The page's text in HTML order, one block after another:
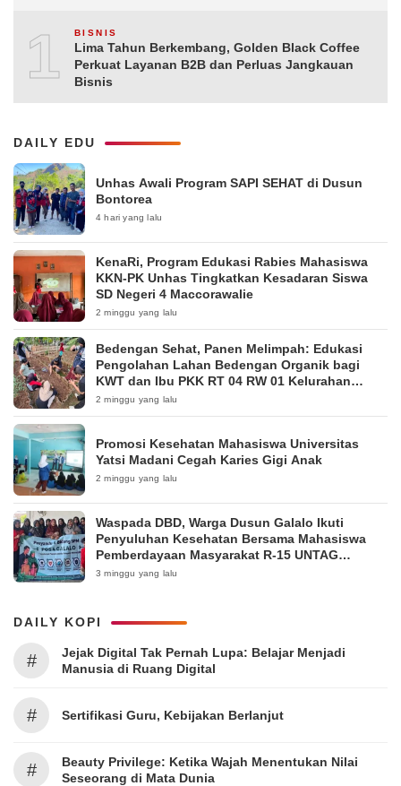
10BISNIS
Lima Tahun Berkembang, Golden Black Coffee
Perkuat Layanan B2B dan Perluas Jangkauan
Bisnis
DAILY EDU
Unhas Awali Program SAPI SEHAT di Dusun
Bontorea
4 hari yang lalu
KenaRi, Program Edukasi Rabies Mahasiswa
KKN-PK Unhas Tingkatkan Kesadaran Siswa
SD Negeri 4 Maccorawalie
2 minggu yang lalu
Bedengan Sehat, Panen Melimpah: Edukasi
Pengolahan Lahan Bedengan Organik bagi
KWT dan Ibu PKK RT 04 RW 01 Kelurahan
Pakintelan
2 minggu yang lalu
Promosi Kesehatan Mahasiswa Universitas
Yatsi Madani Cegah Karies Gigi Anak
2 minggu yang lalu
Waspada DBD, Warga Dusun Galalo Ikuti
Penyuluhan Kesehatan Bersama Mahasiswa
Pemberdayaan Masyarakat R-15 UNTAG
Surabaya 2026
3 minggu yang lalu
DAILY KOPI
#
Jejak Digital Tak Pernah Lupa: Belajar Menjadi
Manusia di Ruang Digital
# Sertifikasi Guru, Kebijakan Berlanjut
#
Beauty Privilege: Ketika Wajah Menentukan Nilai
Seseorang di Mata Dunia